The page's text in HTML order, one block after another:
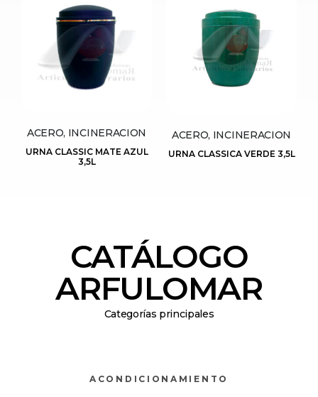
ACERO, INCINERACION
URNA CLASSIC MATE AZUL
3,5L
ACERO, INCINERACION
URNA CLASSICA VERDE 3,5L
CATÁLOGO
ARFULOMAR
Categorías principales
ACONDICIONAMIENTO